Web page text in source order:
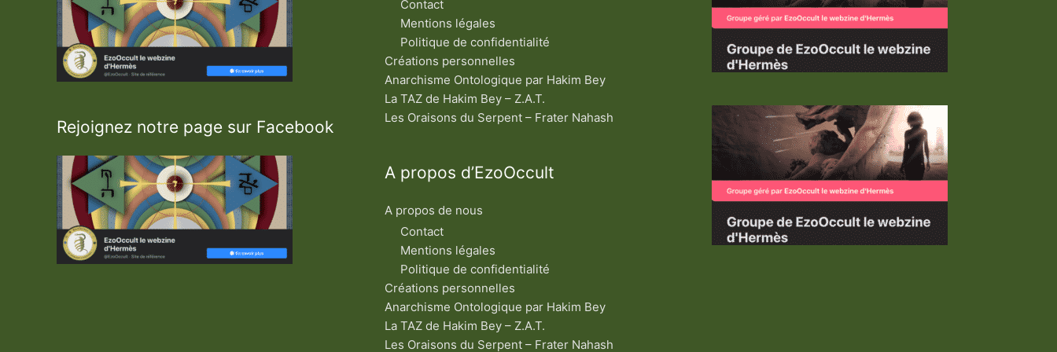
I
I
1
7
6
b
-
1
7
9
Rejoignez notre page sur Facebook
Contact
Mentions légales
Politique de confidentialité
Créations personnelles
Anarchisme Ontologique par Hakim Bey
La TAZ de Hakim Bey – Z.A.T.
Les Oraisons du Serpent – Frater Nahash
A propos d’EzoOccult
A propos de nous
Contact
Mentions légales
Politique de confidentialité
Créations personnelles
Anarchisme Ontologique par Hakim Bey
La TAZ de Hakim Bey – Z.A.T.
Les Oraisons du Serpent – Frater Nahash